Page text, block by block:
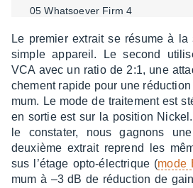
05 What­soe­ver Firm 4
Le premier extrait se résume à
simple appa­reil. Le second
VCA avec un ratio de 2:1, une
che­ment rapide pour une
mum. Le mode de trai­te­ment est
en sortie est sur la posi­tion
le consta­ter, nous gagnons
deuxième extrait reprend les
sus l’étage opto-élec­trique (mode
mum à –3 dB de réduc­tion de